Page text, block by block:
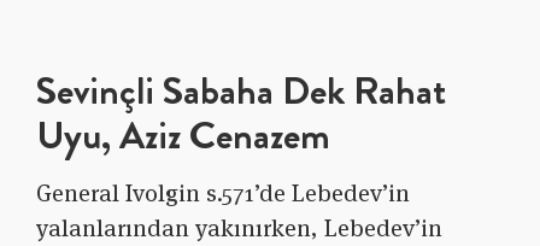
Sevinçli Sabaha Dek Rahat
Uyu, Aziz Cenazem
General Ivolgin s.571’de Lebedev’in
yalanlarından yakınırken, Lebedev’in